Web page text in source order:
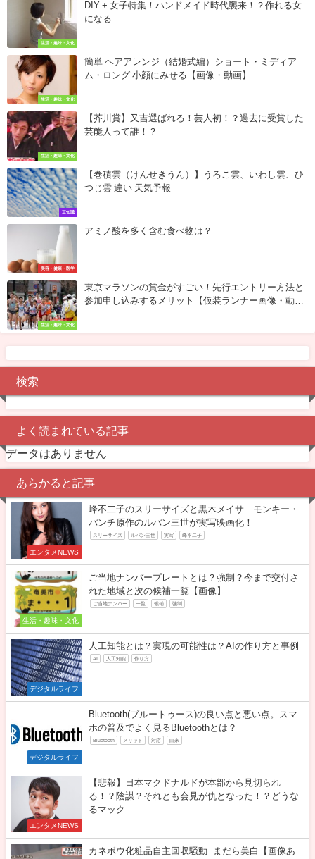
生活・趣味・文化
DIY + 女子特集！ハンドメイド時代襲来！？作れる女
になる
生活・趣味・文化
簡単 ヘアアレンジ（結婚式編）ショート・ミディア
ム・ロング 小顔にみせる【画像・動画】
生活・趣味・文化
【芥川賞】又吉選ばれる！芸人初！？過去に受賞した
芸能人って誰！？
豆知識
【巻積雲（けんせきうん）】うろこ雲、いわし雲、ひ
つじ雲 違い 天気予報
美容・健康・医学
アミノ酸を多く含む食べ物は？
生活・趣味・文化
東京マラソンの賞金がすごい！先行エントリー方法と
参加申し込みするメリット【仮装ランナー画像・動
検索
よく読まれている記事
データはありません
あらかると記事
エンタメNEWS
峰不二子のスリーサイズと黒木メイサ…モンキー・
パンチ原作のルパン三世が実写映画化！
スリーサイズ ルパン三世 実写 峰不二子
生活・趣味・文化
ご当地ナンバープレートとは？強制？今まで交付さ
れた地域と次の候補一覧【画像】
ご当地ナンバー 一覧 候補 強制
デジタルライフ
人工知能とは？実現の可能性は？AIの作り方と事例
AI 人工知能 作り方
デジタルライフ
Bluetooth(ブルートゥース)の良い点と悪い点。スマ
ホの普及でよく見るBluetoothとは？
Bluetooth メリット 対応 由来
エンタメNEWS
【悲報】日本マクドナルドが本部から見切られ
る！？陰謀？それとも会見が仇となった！？どうな
るマック
カネボウ化粧品自主回収騒動│まだら美白【画像あ